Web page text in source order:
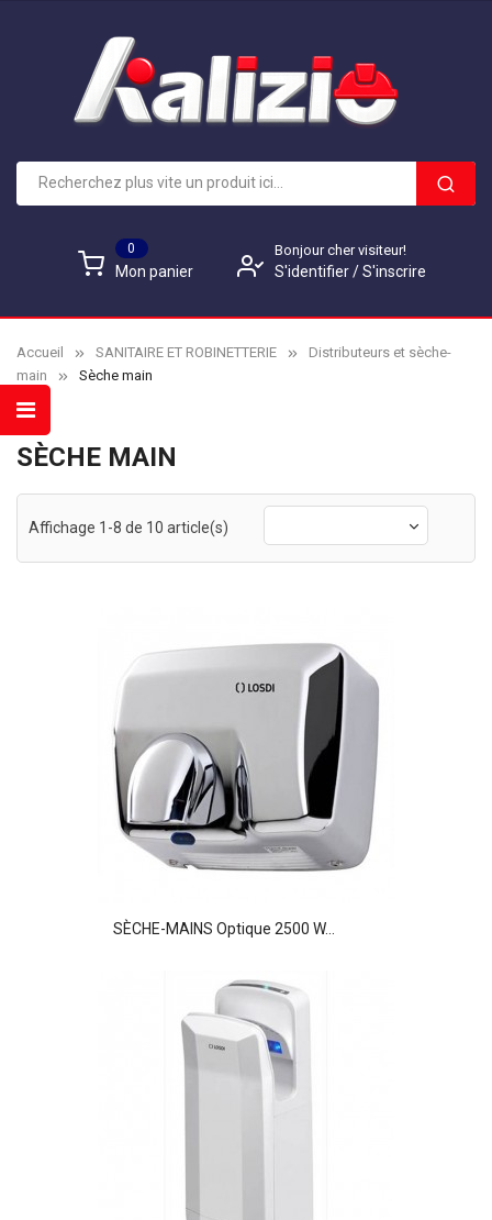
0
Mon panier
Bonjour cher visiteur!
S'identifier/ S'inscrire
Accueil SANITAIRE ET ROBINETTERIE
Distributeurs et sèche-
main
Sèche main
SÈCHE MAIN
Affichage 1-8 de 10 article(s)
SÈCHE-MAINS Optique 2500 W...